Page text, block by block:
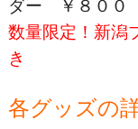
ダー
￥８００
数量限定！新潟
き
各グッズの